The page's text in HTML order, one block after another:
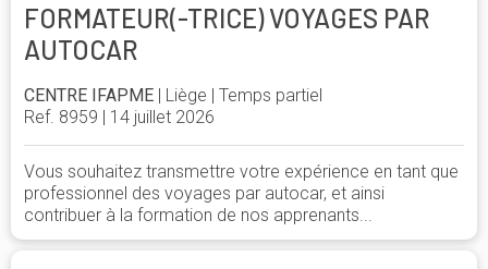
FORMATEUR(-TRICE) VOYAGES PAR
AUTOCAR
CENTRE IFAPME | Liège | Temps partiel
Ref. 8959 | 14 juillet 2026
Vous souhaitez transmettre votre expérience en tant que
professionnel des voyages par autocar, et ainsi
contribuer à la formation de nos apprenants...